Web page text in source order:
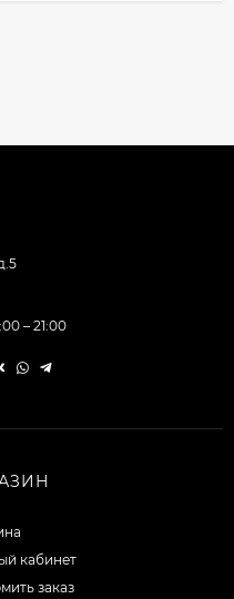
– 21:00
кабинет
заказ